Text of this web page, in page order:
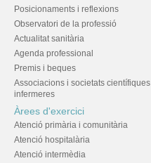
Posicionaments i reflexions
Observatori de la professió
Actualitat sanitària
Agenda professional
Premis i beques
Associacions i societats científiques
infermeres
Àrees d'exercici
Atenció primària i comunitària
Atenció hospitalària
Atenció intermèdia